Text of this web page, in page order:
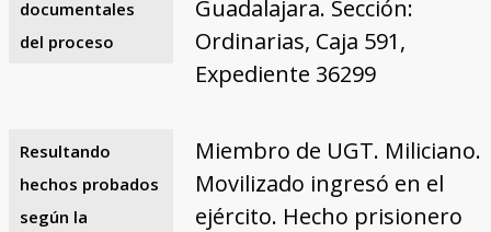
documentales
del proceso
Guadalajara. Sección:
Ordinarias, Caja 591,
Expediente 36299
Resultando
hechos probados
según la
Miembro de UGT. Miliciano.
Movilizado ingresó en el
ejército. Hecho prisionero